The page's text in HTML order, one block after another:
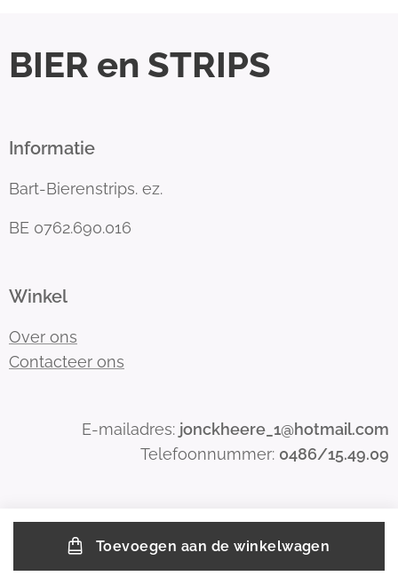
Toevoegen aan de winkelwagen
BIER en STRIPS
Informatie
Bart-Bierenstrips. ez.
BE 0762.690.016
Winkel
Over ons
Contacteer ons
E-mailadres: jonckheere_1@hotmail.com
Telefoonnummer: 0486/15.49.09